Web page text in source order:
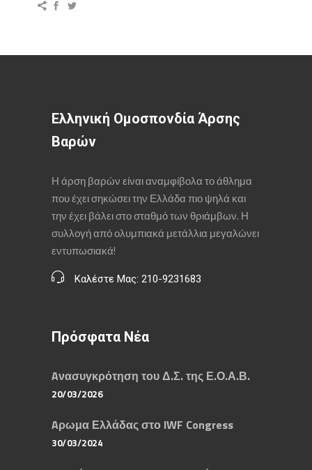
Ελληνική Ομοσπονδία Άρσης
Βαρών
Η άρση βαρών είναι αναμφίβολα το άθλημα
που έχει σηκώσει την Ελλάδα πιο ψηλά και
την έχει βάλει στο σταθμό των θριάμβων. Η
συλλογή από ολυμπιακά μετάλλια μεγαλώνει
εντυπωσιακά!
Καλέστε Μας: 210-9231683
Πρόσφατα Νέα
Aνασυγκρότηση του Δ.Σ. της Ε.Ο.Α.Β.
20/03/2026
Aρωμα Ελλάδας στο IWF Congress
30/03/2024